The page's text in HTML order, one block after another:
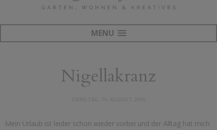
MENU
Nigellakranz
Mein Urlaub ist leider schon wieder vorbei und der Alltag hat mich